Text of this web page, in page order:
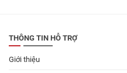
THÔNG TIN HỖ TRỢ
Giới thiệu